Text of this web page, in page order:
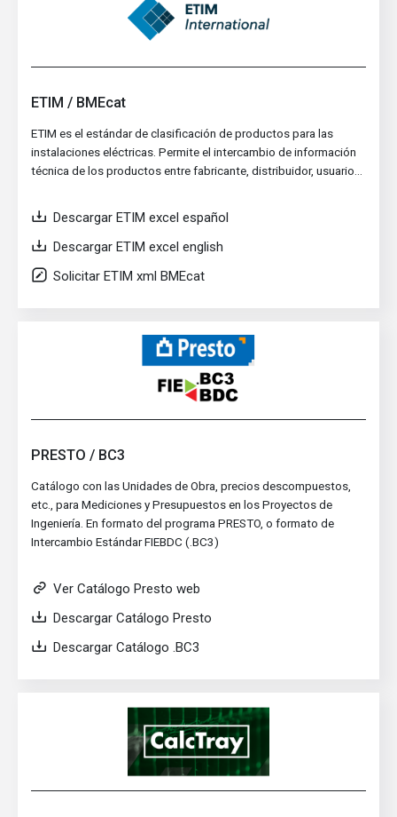
ETIM / BMEcat
ETIM es el estándar de clasificación de productos para las
instalaciones eléctricas. Permite el intercambio de información
técnica de los productos entre fabricante, distribuidor, usuario…
Descargar ETIM excel español
Descargar ETIM excel english
Solicitar ETIM xml BMEcat
PRESTO / BC3
Catálogo con las Unidades de Obra, precios descompuestos,
etc., para Mediciones y Presupuestos en los Proyectos de
Ingeniería. En formato del programa PRESTO, o formato de
Intercambio Estándar FIEBDC (.BC3)
Ver Catálogo Presto web
Descargar Catálogo Presto
Descargar Catálogo .BC3